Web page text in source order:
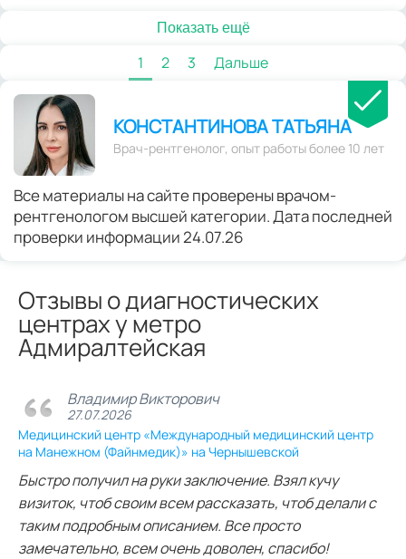
Показать ещё
1 2 3 Дальше
КОНСТАНТИНОВА ТАТЬЯНА
Врач-рентгенолог, опыт работы более 10 лет
Все материалы на сайте проверены врачом-
рентгенологом высшей категории. Дата последней
проверки информации 24.07.26
Отзывы о диагностических
центрах у метро
Адмиралтейская
Владимир Викторович
27.07.2026
Медицинский центр «Международный медицинский центр
на Манежном (Файнмедик)» на Чернышевской
Быстро получил на руки заключение. Взял кучу
визиток, чтоб своим всем рассказать, чтоб делали с
таким подробным описанием. Все просто
замечательно, всем очень доволен, спасибо!